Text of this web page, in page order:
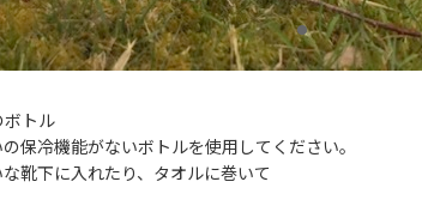
ボトル
保冷機能がないボトルを使用してください。
靴下に入れたり、タオルに巻いて